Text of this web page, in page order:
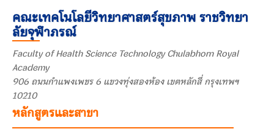
คณะเทคโนโลยีวิทยาศาสตร์สุขภาพ ราชวิทยา
ลัยจุฬาภรณ์
Faculty of Health Science Technology Chulabhorn Royal
Academy
906 ถนนกำแพงเพชร 6 แขวงทุ่งสองห้อง เขตหลักสี่ กรุงเทพฯ
10210
หลักสูตรและสาขา